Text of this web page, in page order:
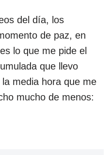
del día, los
de paz, en
lo que me pide el
que llevo
media hora que me
mucho de menos: